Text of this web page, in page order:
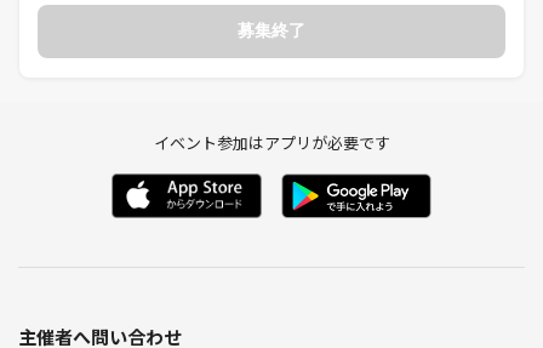
募集終了
イベント参加はアプリが必要です
主催者へ問い合わせ